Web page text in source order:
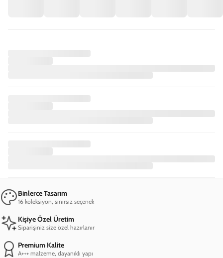
Binlerce Tasarım
16 koleksiyon, sınırsız seçenek
Kişiye Özel Üretim
Siparişiniz size özel hazırlanır
Premium Kalite
A+++ malzeme, dayanıklı yapı